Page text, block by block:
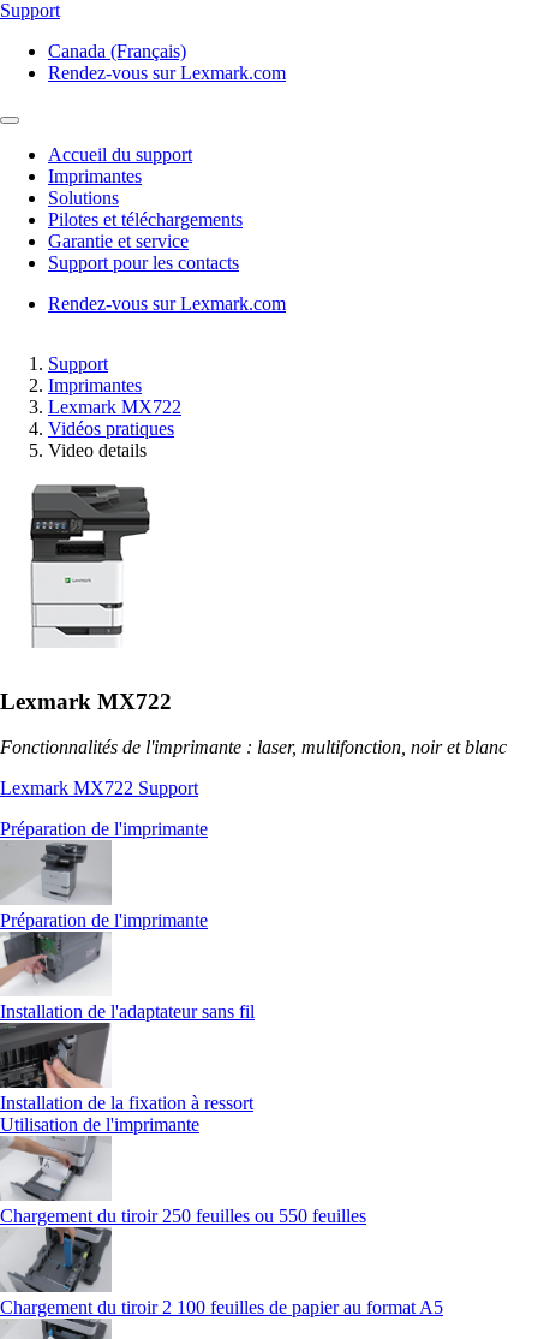
Support
Canada (Français)
Rendez-vous sur Lexmark.com
Accueil du support
Imprimantes
Solutions
Pilotes et téléchargements
Garantie et service
Support pour les contacts
Rendez-vous sur Lexmark.com
Support
Imprimantes
Lexmark MX722
Vidéos pratiques
Video details
Lexmark MX722
Fonctionnalités de l'imprimante : laser, multifonction, noir et blanc
Lexmark MX722 Support
Préparation de l'imprimante
Préparation de l'imprimante
Installation de l'adaptateur sans fil
Installation de la fixation à ressort
Utilisation de l'imprimante
Chargement du tiroir 250 feuilles ou 550 feuilles
Chargement du tiroir 2 100 feuilles de papier au format A5